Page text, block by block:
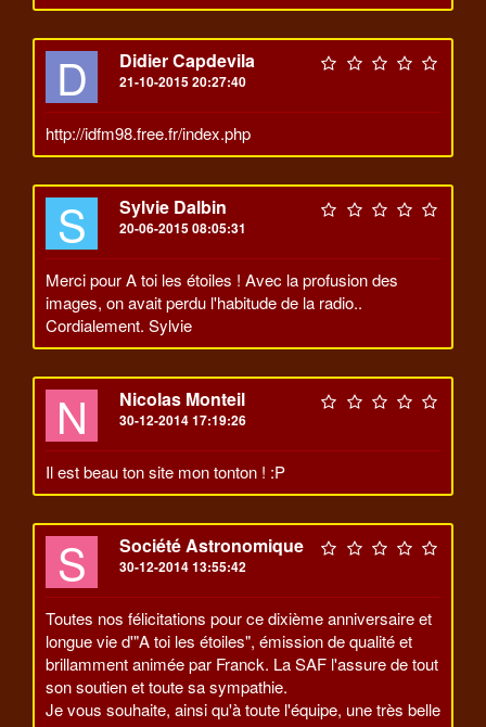
D Didier Capdevila
21-10-2015 20:27:40
http://idfm98.free.fr/index.php
S Sylvie Dalbin
20-06-2015 08:05:31
Merci pour A toi les étoiles ! Avec la profusion des
images, on avait perdu l'habitude de la radio..
Cordialement. Sylvie
N Nicolas Monteil
30-12-2014 17:19:26
Il est beau ton site mon tonton ! :P
S Société Astronomique
30-12-2014 13:55:42
Toutes nos félicitations pour ce dixième anniversaire et
longue vie d'"A toi les étoiles", émission de qualité et
brillamment animée par Franck. La SAF l'assure de tout
son soutien et toute sa sympathie.
Je vous souhaite, ainsi qu'à toute l'équipe, une très belle